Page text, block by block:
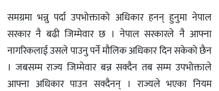
समग्रमा भन्नु पर्दा उपभोक्ताको अधिकार हनन् हुनुमा नेपाल
सरकार नै बढी जिम्मेवार छ । नेपाल सरकारले नै आफ्ना
नागरिकलाई उसले पाउनु पर्ने मौलिक अधिकार दिन सकेको छैन
। जबसम्म राज्य जिम्मेवार बन्न सक्दैन तब सम्म उपभोक्ताले
आफ्ना अधिकार पाउन सक्दैनन् । राज्यले भएका नियम